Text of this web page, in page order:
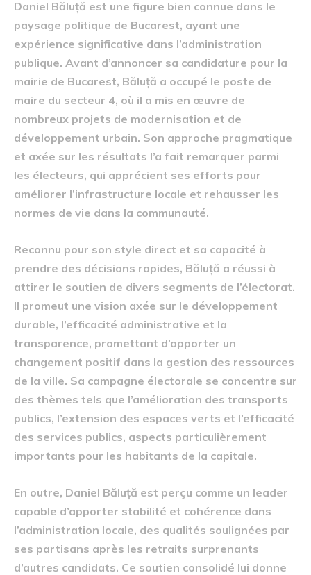
Daniel Băluță est une figure bien connue dans le
paysage politique de Bucarest, ayant une
expérience significative dans l’administration
publique. Avant d’annoncer sa candidature pour la
mairie de Bucarest, Băluță a occupé le poste de
maire du secteur 4, où il a mis en œuvre de
nombreux projets de modernisation et de
développement urbain. Son approche pragmatique
et axée sur les résultats l’a fait remarquer parmi
les électeurs, qui apprécient ses efforts pour
améliorer l’infrastructure locale et rehausser les
normes de vie dans la communauté.
Reconnu pour son style direct et sa capacité à
prendre des décisions rapides, Băluță a réussi à
attirer le soutien de divers segments de l’électorat.
Il promeut une vision axée sur le développement
durable, l’efficacité administrative et la
transparence, promettant d’apporter un
changement positif dans la gestion des ressources
de la ville. Sa campagne électorale se concentre sur
des thèmes tels que l’amélioration des transports
publics, l’extension des espaces verts et l’efficacité
des services publics, aspects particulièrement
importants pour les habitants de la capitale.
En outre, Daniel Băluță est perçu comme un leader
capable d’apporter stabilité et cohérence dans
l’administration locale, des qualités soulignées par
ses partisans après les retraits surprenants
d’autres candidats. Ce soutien consolidé lui donne